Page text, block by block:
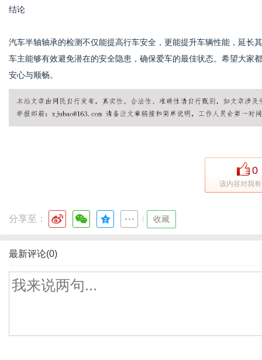
结论
汽车半轴轴承的检测不仅能提高行车安全，更能提升车辆性能，延长
车主能够有效避免潜在的安全隐患，确保爱车的最佳状态。希望大家
安心与顺畅。
0
该内容对我
分享至： 收藏
最新评论(0)